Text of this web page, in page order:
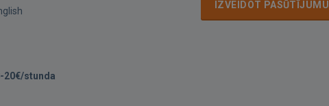
IZVEIDOT PASŪTĪJUMU
20€/stunda